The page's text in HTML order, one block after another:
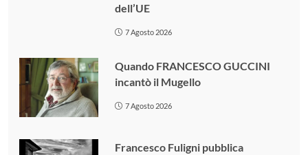
dell’UE
7 Agosto 2026
Quando FRANCESCO GUCCINI
incantò il Mugello
7 Agosto 2026
Francesco Fuligni pubblica